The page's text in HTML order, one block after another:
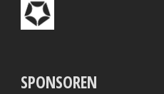
SPONSOREN